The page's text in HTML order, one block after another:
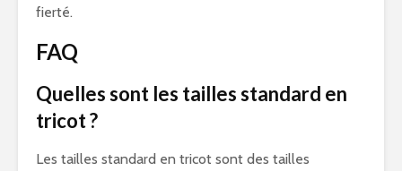
fierté.
FAQ
Quelles sont les tailles standard en
tricot ?
Les tailles standard en tricot sont des tailles